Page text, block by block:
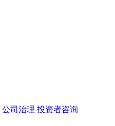
公司治理 投资者咨询